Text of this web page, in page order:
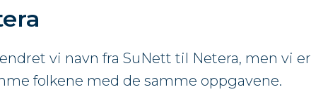
vi navn fra SuNett til Netera, men vi er
folkene med de samme oppgavene.